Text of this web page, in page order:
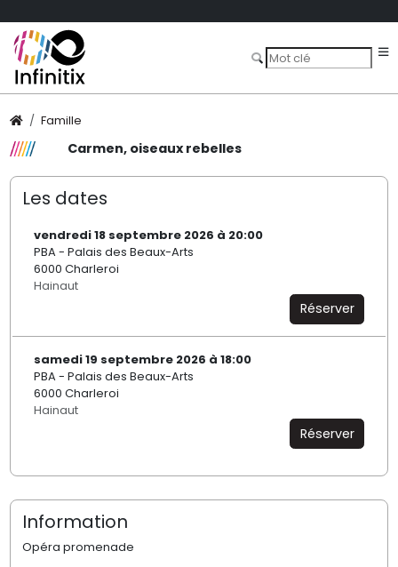
Famille
Carmen, oiseaux rebelles
Les dates
vendredi 18 septembre 2026 à 20:00
PBA - Palais des Beaux-Arts
6000 Charleroi
Hainaut
Réserver
samedi 19 septembre 2026 à 18:00
PBA - Palais des Beaux-Arts
6000 Charleroi
Hainaut
Réserver
Information
Opéra promenade